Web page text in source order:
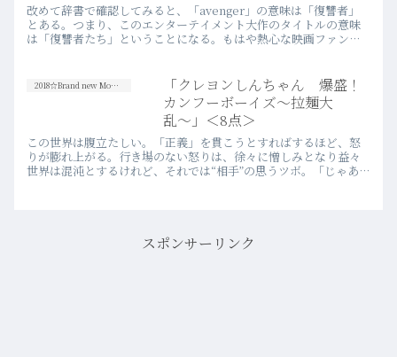
改めて辞書で確認してみると、「avenger」の意味は「復讐者」
とある。つまり、このエンターテイメント大作のタイトルの意味
は「復讐者たち」ということになる。もはや熱心な映画ファンや
2018☆Brand new Movies
「クレヨンしんちゃん 爆盛！
カンフーボーイズ〜拉麺大
乱〜」＜8点＞
この世界は腹立たしい。「正義」を貫こうとすればするほど、怒
りが膨れ上がる。行き場のない怒りは、徐々に憎しみとなり益々
世界は混沌とするけれど、それでは“相手”の思うツボ。「じゃあ、
スポンサーリンク